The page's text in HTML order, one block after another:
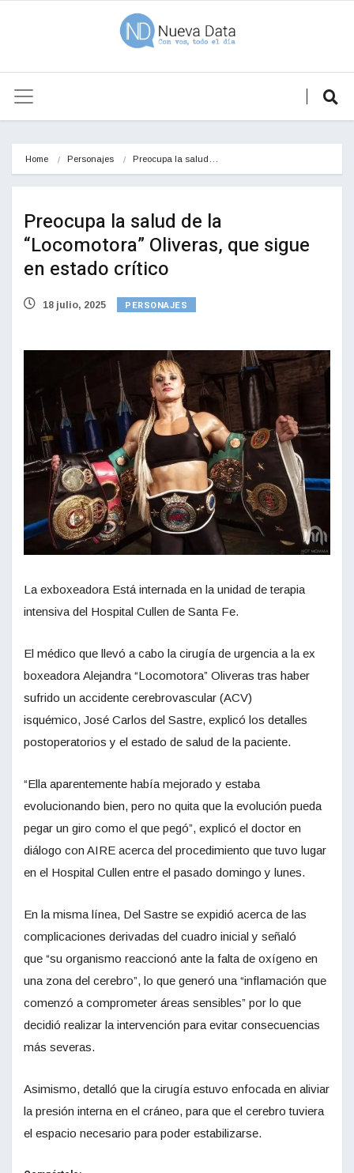
Home Personajes Preocupa la salud…
Preocupa la salud de la
“Locomotora” Oliveras, que sigue
en estado crítico
18 julio, 2025 PERSONAJES
La exboxeadora Está internada en la unidad de terapia
intensiva del Hospital Cullen de Santa Fe.
El médico que llevó a cabo la cirugía de urgencia a la ex
boxeadora Alejandra “Locomotora” Oliveras tras haber
sufrido un accidente cerebrovascular (ACV)
isquémico, José Carlos del Sastre, explicó los detalles
postoperatorios y el estado de salud de la paciente.
“Ella aparentemente había mejorado y estaba
evolucionando bien, pero no quita que la evolución pueda
pegar un giro como el que pegó”, explicó el doctor en
diálogo con AIRE acerca del procedimiento que tuvo lugar
en el Hospital Cullen entre el pasado domingo y lunes.
En la misma línea, Del Sastre se expidió acerca de las
complicaciones derivadas del cuadro inicial y señaló
que “su organismo reaccionó ante la falta de oxígeno en
una zona del cerebro”, lo que generó una “inflamación que
comenzó a comprometer áreas sensibles” por lo que
decidió realizar la intervención para evitar consecuencias
más severas.
Asimismo, detalló que la cirugía estuvo enfocada en aliviar
la presión interna en el cráneo, para que el cerebro tuviera
el espacio necesario para poder estabilizarse.